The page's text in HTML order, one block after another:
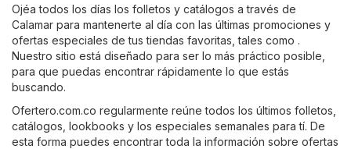
Ojéa todos los días los folletos y catálogos a través de
Calamar para mantenerte al día con las últimas promociones y
ofertas especiales de tus tiendas favoritas, tales como .
Nuestro sitio está diseñado para ser lo más práctico posible,
para que puedas encontrar rápidamente lo que estás
buscando.
Ofertero.com.co regularmente reúne todos los últimos folletos,
catálogos, lookbooks y los especiales semanales para tí. De
esta forma puedes encontrar toda la información sobre ofertas